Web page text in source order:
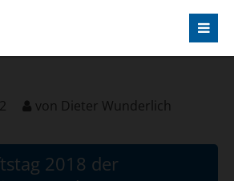
von Dieter Wunderlich
2018 der